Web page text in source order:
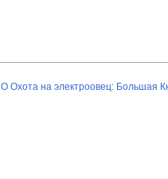
О Охота на электроовец: Большая